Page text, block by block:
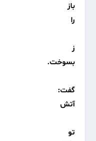
باز
ز
تو